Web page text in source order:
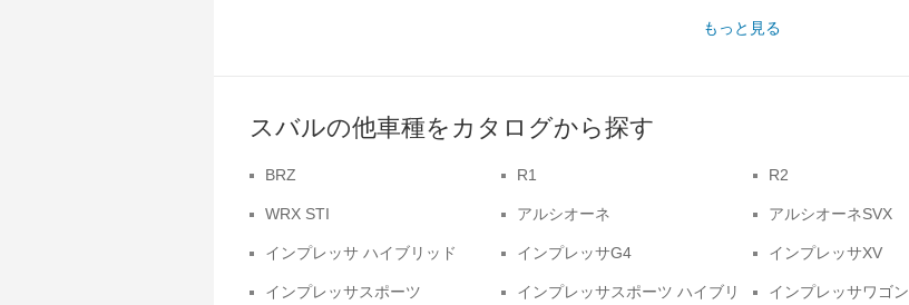
もっと見る
スバルの他車種をカタログから探す
BRZ R1 R2
WRX STI アルシオーネ アルシオーネSVX
インプレッサ ハイブリッド インプレッサG4 インプレッサXV
インプレッサスポーツ
インプレッサスポーツ ハイブリ
インプレッサワゴン